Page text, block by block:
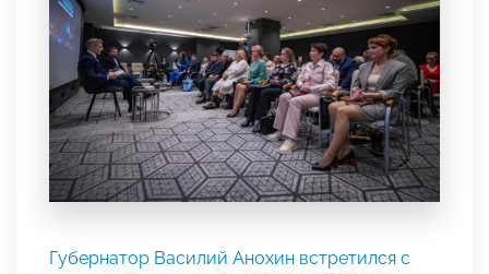
Губернатор Василий Анохин встретился с